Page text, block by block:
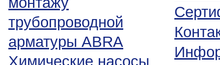
трубопроводной
арматуры ABRA
Химические насосы